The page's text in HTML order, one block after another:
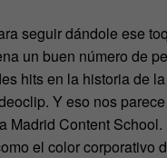
seguir dándole ese
un buen número de
hits en la historia de
Y eso nos
Content
el color corporativo